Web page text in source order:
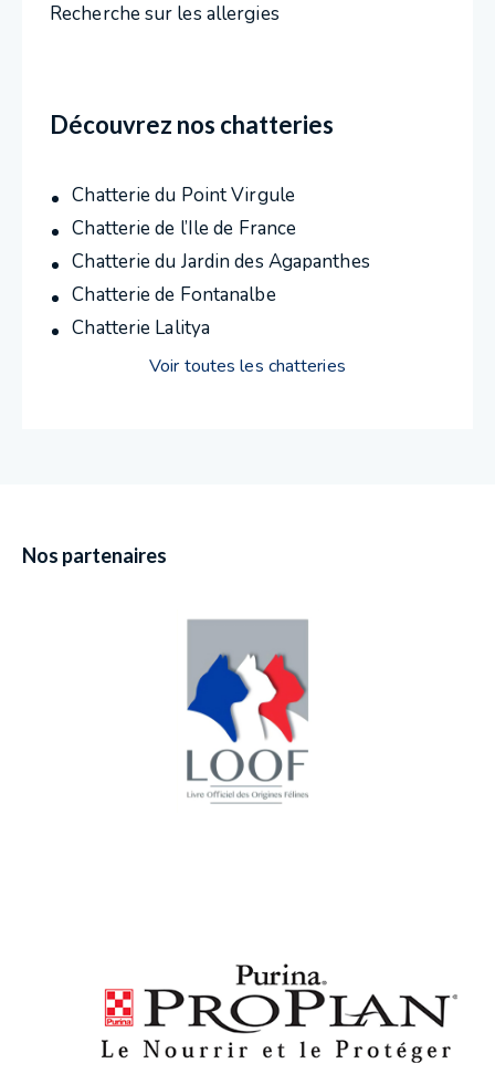
Recherche sur les allergies
Découvrez nos chatteries
Chatterie du Point Virgule
Chatterie de l’Ile de France
Chatterie du Jardin des Agapanthes
Chatterie de Fontanalbe
Chatterie Lalitya
Voir toutes les chatteries
Nos partenaires